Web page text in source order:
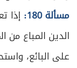
مسألة 180:
إذا
الدين المباع من
على البائع،